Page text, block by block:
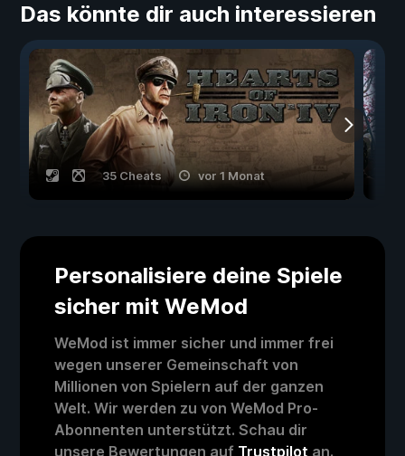
Das könnte dir auch interessieren
35 Cheats vor 1 Monat
Personalisiere deine Spiele
sicher mit WeMod
WeMod ist immer sicher und immer frei
wegen unserer Gemeinschaft von
Millionen von Spielern auf der ganzen
Welt. Wir werden zu von WeMod Pro-
Abonnenten unterstützt. Schau dir
unsere Bewertungen auf Trustpilot an.